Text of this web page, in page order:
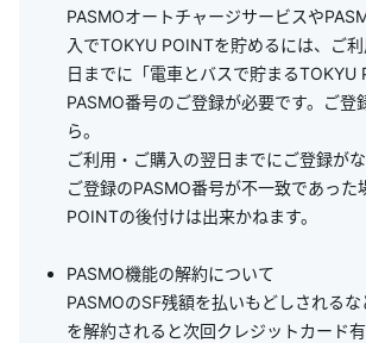
PASMOオートチャージサービスや
入でTOKYU POINTを貯めるには、ご
日までに「電車とバスで貯まるTOKYU
PASMO番号のご登録が必要です。ご登
ら。
ご利用・ご購入の翌日までにご登録が
ご登録のPASMO番号が不一致であった
POINTの後付けは出来かねます。
PASMO機能の解約について
PASMOのSF残額を払いもどしされる
を解約されると次回クレジットカード